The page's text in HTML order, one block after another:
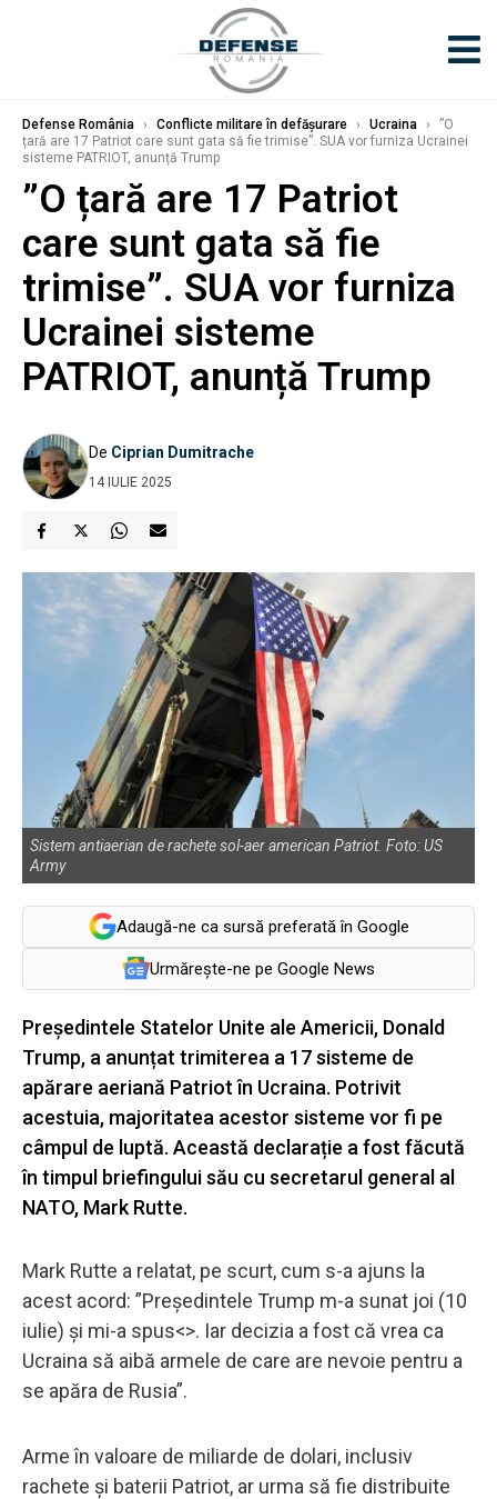
Defense România › Conflicte militare în defășurare › Ucraina ›
”O
țară are 17 Patriot care sunt gata să fie trimise”. SUA vor furniza Ucrainei
sisteme PATRIOT, anunță Trump
”O țară are 17 Patriot
care sunt gata să fie
trimise”. SUA vor furniza
Ucrainei sisteme
PATRIOT, anunță Trump
De Ciprian Dumitrache
14 IULIE 2025
Sistem antiaerian de rachete sol-aer american Patriot. Foto: US
Army
Adaugă-ne ca sursă preferată în Google
Urmărește-ne pe Google News
Președintele Statelor Unite ale Americii, Donald
Trump, a anunțat trimiterea a 17 sisteme de
apărare aeriană Patriot în Ucraina. Potrivit
acestuia, majoritatea acestor sisteme vor fi pe
câmpul de luptă. Această declarație a fost făcută
în timpul briefingului său cu secretarul general al
NATO, Mark Rutte.
Mark Rutte a relatat, pe scurt, cum s-a ajuns la
acest acord: ”Președintele Trump m-a sunat joi (10
iulie) și mi-a spus<>. Iar decizia a fost că vrea ca
Ucraina să aibă armele de care are nevoie pentru a
se apăra de Rusia”.
Arme în valoare de miliarde de dolari, inclusiv
rachete și baterii Patriot, ar urma să fie distribuite